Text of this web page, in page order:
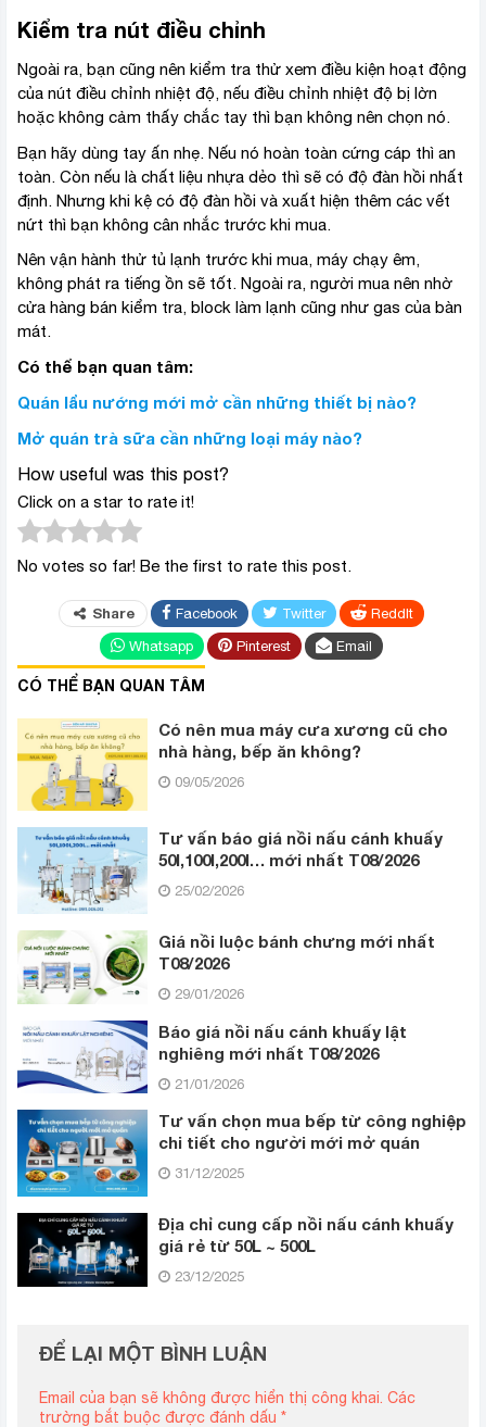
Kiểm tra nút điều chỉnh
Ngoài ra, bạn cũng nên kiểm tra thử xem điều kiện hoạt động
của nút điều chỉnh nhiệt độ, nếu điều chỉnh nhiệt độ bị lờn
hoặc không cảm thấy chắc tay thì bạn không nên chọn nó.
Bạn hãy dùng tay ấn nhẹ. Nếu nó hoàn toàn cứng cáp thì an
toàn. Còn nếu là chất liệu nhựa dẻo thì sẽ có độ đàn hồi nhất
định. Nhưng khi kệ có độ đàn hồi và xuất hiện thêm các vết
nứt thì bạn không cân nhắc trước khi mua.
Nên vận hành thử tủ lạnh trước khi mua, máy chạy êm,
không phát ra tiếng ồn sẽ tốt. Ngoài ra, người mua nên nhờ
cửa hàng bán kiểm tra, block làm lạnh cũng như gas của bàn
mát.
Có thể bạn quan tâm:
Quán lẩu nướng mới mở cần những thiết bị nào?
Mở quán trà sữa cần những loại máy nào?
How useful was this post?
Click on a star to rate it!
No votes so far! Be the first to rate this post.
Share Facebook Twitter
ReddIt
Whatsapp
Pinterest Email
CÓ THỂ BẠN QUAN TÂM
Có nên mua máy cưa xương cũ cho
nhà hàng, bếp ăn không?
09/05/2026
Tư vấn báo giá nồi nấu cánh khuấy
50l,100l,200l… mới nhất T08/2026
25/02/2026
Giá nồi luộc bánh chưng mới nhất
T08/2026
29/01/2026
Báo giá nồi nấu cánh khuấy lật
nghiêng mới nhất T08/2026
21/01/2026
Tư vấn chọn mua bếp từ công nghiệp
chi tiết cho người mới mở quán
31/12/2025
Địa chỉ cung cấp nồi nấu cánh khuấy
giá rẻ từ 50L ~ 500L
23/12/2025
ĐỂ LẠI MỘT BÌNH LUẬN
Email của bạn sẽ không được hiển thị công khai. Các
trường bắt buộc được đánh dấu *